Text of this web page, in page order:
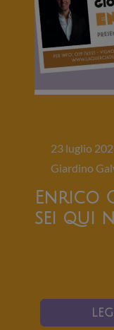
23 luglio
Giardino
Enrico
sei qui